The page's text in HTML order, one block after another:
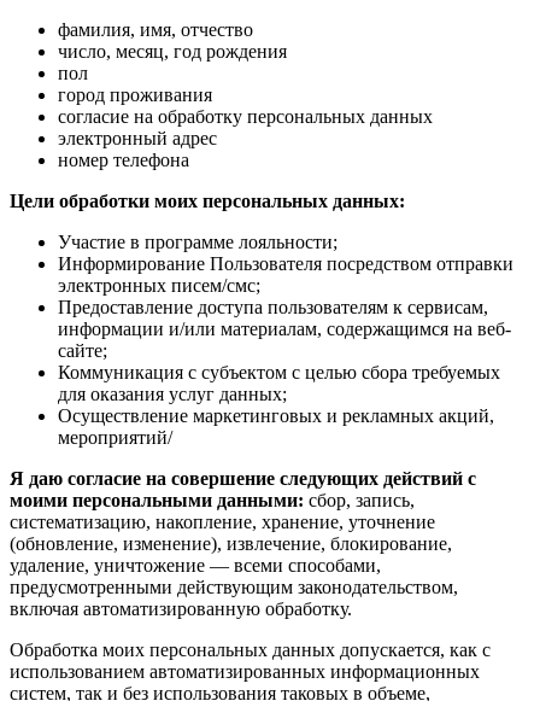
фамилия, имя, отчество
число, месяц, год рождения
пол
город проживания
согласие на обработку персональных данных
электронный адрес
номер телефона
Цели обработки моих персональных данных:
Участие в программе лояльности;
Информирование Пользователя посредством отправки
электронных писем/смс;
Предоставление доступа пользователям к сервисам,
информации и/или материалам, содержащимся на веб-
сайте;
Коммуникация с субъектом с целью сбора требуемых
для оказания услуг данных;
Осуществление маркетинговых и рекламных акций,
мероприятий/
Я даю согласие на совершение следующих действий с
моими персональными данными: сбор, запись,
систематизацию, накопление, хранение, уточнение
(обновление, изменение), извлечение, блокирование,
удаление, уничтожение — всеми способами,
предусмотренными действующим законодательством,
включая автоматизированную обработку.
Обработка моих персональных данных допускается, как с
использованием автоматизированных информационных
систем, так и без использования таковых в объеме,